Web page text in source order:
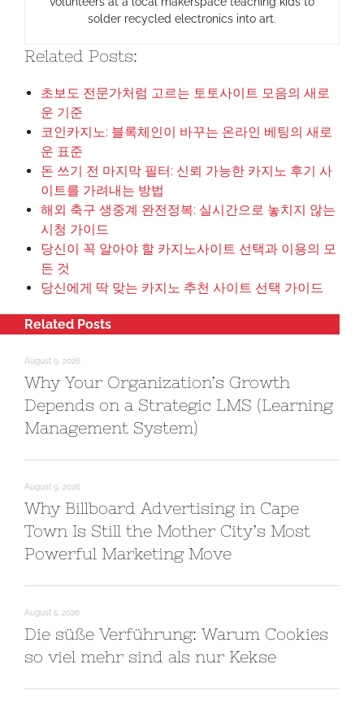
solder recycled electronics into art.
Related Posts:
초보도 전문가처럼 고르는 토토사이트 모음의 새로
운 기준
코인카지노: 블록체인이 바꾸는 온라인 베팅의 새로
운 표준
돈 쓰기 전 마지막 필터: 신뢰 가능한 카지노 후기 사
이트를 가려내는 방법
해외 축구 생중계 완전정복: 실시간으로 놓치지 않는
시청 가이드
당신이 꼭 알아야 할 카지노사이트 선택과 이용의 모
든 것
당신에게 딱 맞는 카지노 추천 사이트 선택 가이드
Related Posts
August 9, 2026
Why Your Organization’s Growth
Depends on a Strategic LMS (Learning
Management System)
August 9, 2026
Why Billboard Advertising in Cape
Town Is Still the Mother City’s Most
Powerful Marketing Move
August 5, 2026
Die süße Verführung: Warum Cookies
so viel mehr sind als nur Kekse